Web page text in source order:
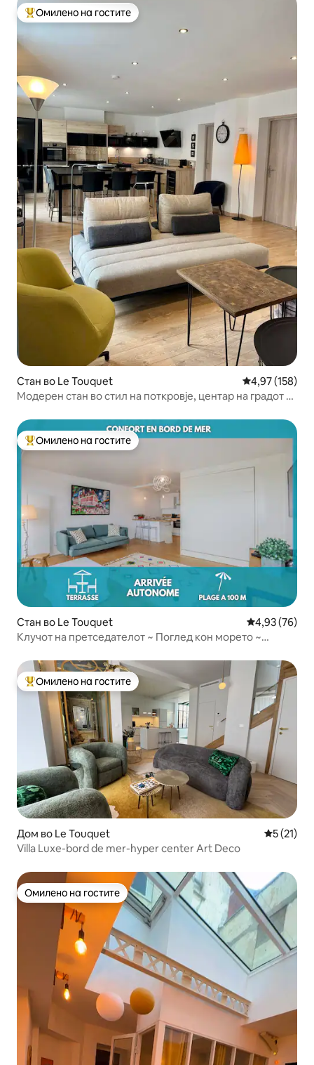
Меѓу најуспешните „Омилени на гостите“
Омилено на гостите
Стан во Le Touquet Просечна
4,97 (158)
Модерен стан во стил на поткровје, центар на градот и
Меѓу најуспешните „Омилени на гостите“
Омилено на гостите
Стан во Le Touquet Просечна
4,93 (76)
Клучот на претседателот ~ Поглед кон морето ~
Меѓу најуспешните „Омилени на гостите“
Омилено на гостите
Дом во Le Touquet
5 (21)
Villa Luxe-bord de mer-hyper center Art Deco
Омилено на гостите
Омилено на гостите